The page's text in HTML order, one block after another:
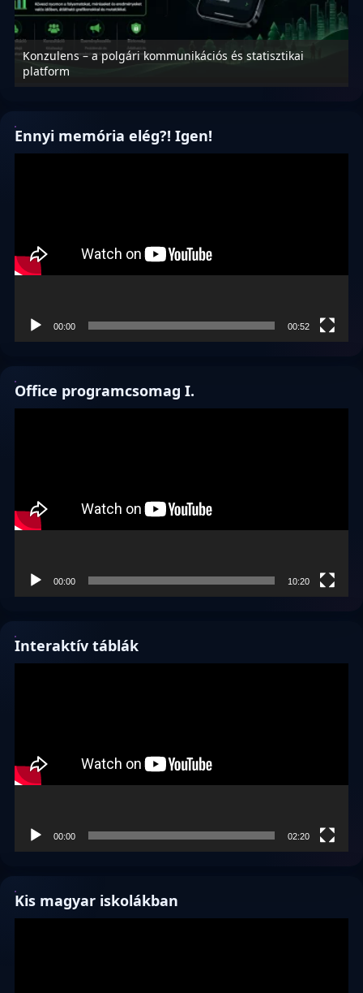
Konzulens – a polgári kommunikációs és statisztikai
platform
Ennyi memória elég?! Igen!
00:00 00:52
Office programcsomag I.
00:00 10:20
Interaktív táblák
00:00 02:20
Kis magyar iskolákban